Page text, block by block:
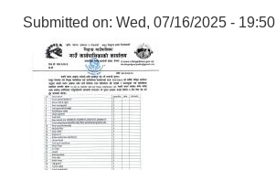
Submitted on: Wed, 07/16/2025 - 19:50